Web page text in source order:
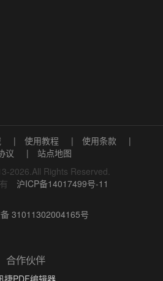
| 使用教程 | 使用条款
|
议
|
站点地图
2026.All Rights Reserved.
沪ICP备14017499号-11
31011302004165号
合作伙伴